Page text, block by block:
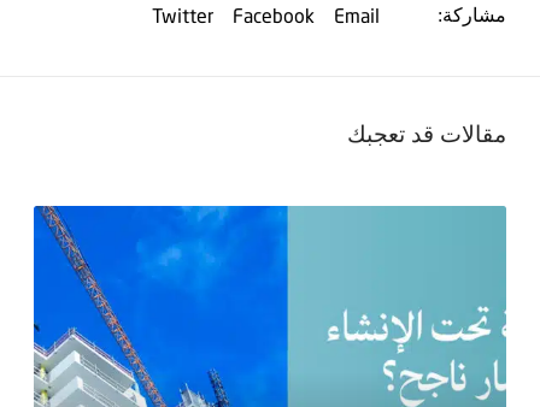
مشاركة: Email
Facebook
Twitter
مقالات قد تعجبك